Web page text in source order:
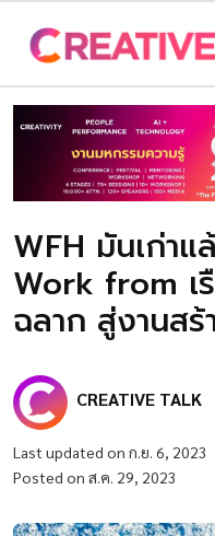
WFH มันเก่าแ
Work from เ
ฉลาก สู่งานส
CREATIVE TALK
Last updated on ก.ย. 6, 2023
Posted on ส.ค. 29, 2023